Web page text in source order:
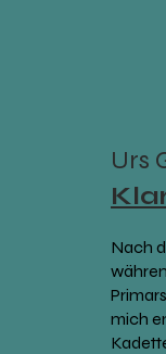
Urs
Nach
mich